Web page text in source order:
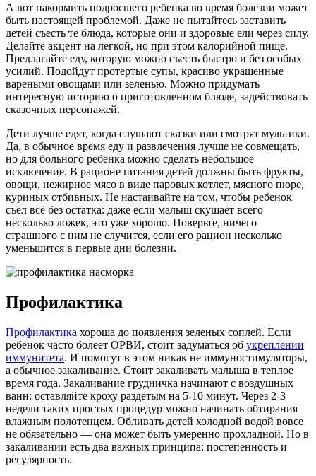
А вот накормить подросшего ребенка во время болезни может
быть настоящей проблемой. Даже не пытайтесь заставить
детей съесть те блюда, которые они и здоровые ели через силу.
Делайте акцент на легкой, но при этом калорийной пище.
Предлагайте еду, которую можно съесть быстро и без особых
усилий. Подойдут протертые супы, красиво украшенные
вареными овощами или зеленью. Можно придумать
интересную историю о приготовленном блюде, задействовать
сказочных персонажей.
Дети лучше едят, когда слушают сказки или смотрят мультики.
Да, в обычное время еду и развлечения лучше не совмещать,
но для больного ребенка можно сделать небольшое
исключение. В рационе питания детей должны быть фрукты,
овощи, нежирное мясо в виде паровых котлет, мясного пюре,
куриных отбивных. Не настаивайте на том, чтобы ребенок
съел всё без остатка: даже если малыш скушает всего
несколько ложек, это уже хорошо. Поверьте, ничего
страшного с ним не случится, если его рацион несколько
уменьшится в первые дни болезни.
Профилактика
Профилактика хороша до появления зеленых соплей. Если
ребенок часто болеет ОРВИ, стоит задуматься об укреплении
иммунитета. И помогут в этом никак не иммуностимуляторы,
а обычное закаливание. Стоит закаливать малыша в теплое
время года. Закаливание грудничка начинают с воздушных
ванн: оставляйте кроху раздетым на 5-10 минут. Через 2-3
недели таких простых процедур можно начинать обтирания
влажным полотенцем. Обливать детей холодной водой вовсе
не обязательно — она может быть умеренно прохладной. Но в
закаливании есть два важных принципа: постепенность и
регулярность.